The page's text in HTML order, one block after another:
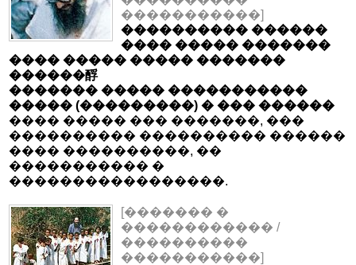
�����������]
���������� ������
���� ����� �������
���� ����� ����� �������
������酻
������� ����� �����������
����� (���������) � ��� ������
���� ����� ��� �������, ���
���������� ���������� ������
���� ����������, ��
����������� �
�����������������.
[������� �
������������ /
����������
�����������]